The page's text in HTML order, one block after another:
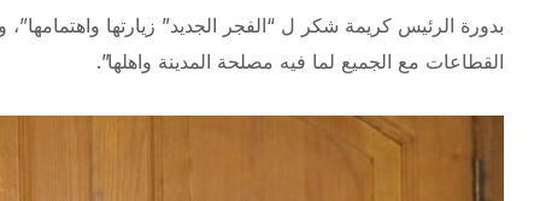
بدورة الرئيس كريمة شكر ل “الفجر الجديد” زيارتها
القطاعات مع الجميع لما فيه مصلحة المدينة واهلها”.